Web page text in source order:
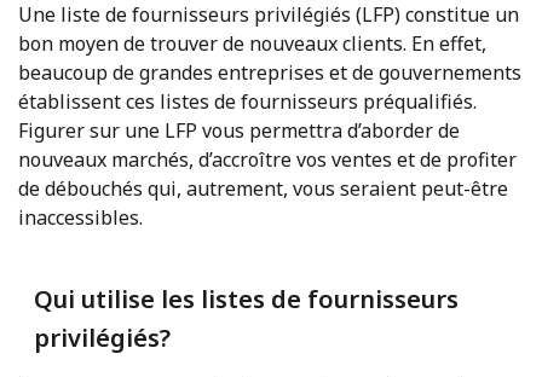
Une liste de fournisseurs privilégiés (LFP) constitue un
bon moyen de trouver de nouveaux clients. En effet,
beaucoup de grandes entreprises et de gouvernements
établissent ces listes de fournisseurs préqualifiés.
Figurer sur une LFP vous permettra d’aborder de
nouveaux marchés, d’accroître vos ventes et de profiter
de débouchés qui, autrement, vous seraient peut-être
inaccessibles.
Qui utilise les listes de fournisseurs
privilégiés?